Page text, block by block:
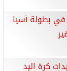
بطولة أسيا
كرة اليد